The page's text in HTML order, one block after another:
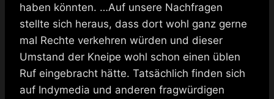
haben könnten. …Auf unsere Nachfragen
stellte sich heraus, dass dort wohl ganz gerne
mal Rechte verkehren würden und dieser
Umstand der Kneipe wohl schon einen üblen
Ruf eingebracht hätte. Tatsächlich finden sich
auf Indymedia und anderen fragwürdigen